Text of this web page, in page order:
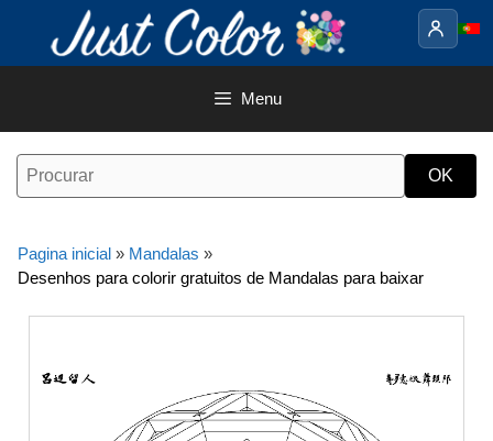
o
Menu
Pagina inicial » Mandalas »
Desenhos para colorir gratuitos de Mandalas para baixar